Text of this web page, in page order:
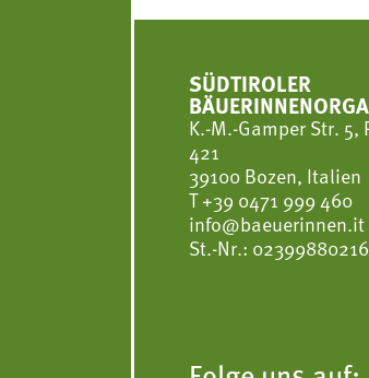
SÜDTIROLER
K.-M.-Gamper Str. 5,
421
39100 Bozen, Italien
T+39 0471 999 460
info@baeuerinnen.it
St.-Nr.: 02399880216